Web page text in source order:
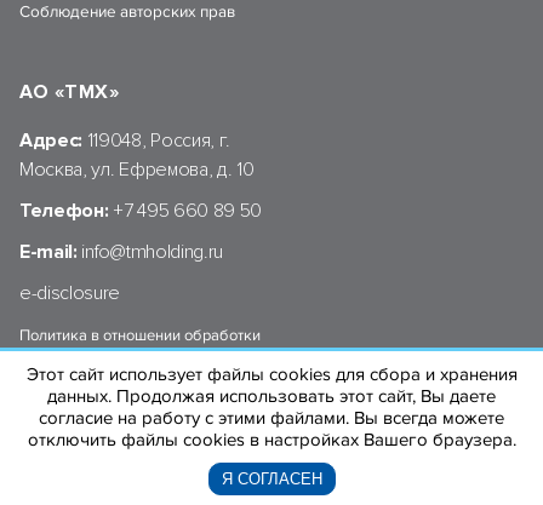
Соблюдение авторских прав
АО «ТМХ»
Адрес: 119048, Россия, г.
Москва, ул. Ефремова, д. 10
Телефон: +7 495 660 89 50
E-mail: info@tmholding.ru
e-disclosure
Политика в отношении обработки
персональных данных АО «ТМХ»
© 2004–2026 «ТРАНСМАШХОЛДИНГ»
Этот сайт использует файлы cookies для сбора и хранения
данных. Продолжая использовать этот сайт, Вы даете
согласие на работу с этими файлами. Вы всегда можете
отключить файлы cookies в настройках Вашего браузера.
Я СОГЛАСЕН